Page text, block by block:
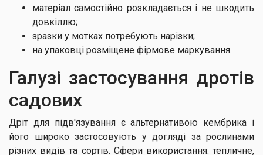
матеріал самостійно розкладається і не шкодить
довкіллю;
зразки у мотках потребують нарізки;
на упаковці розміщене фірмове маркування.
Галузі застосування дротів
садових
Дріт для підв'язування є альтернативою кембрика і
його широко застосовують у догляді за рослинами
різних видів та сортів. Сфери використання: тепличне,